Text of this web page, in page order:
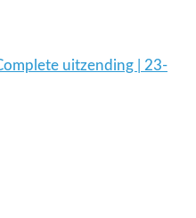
uitzending | 23-